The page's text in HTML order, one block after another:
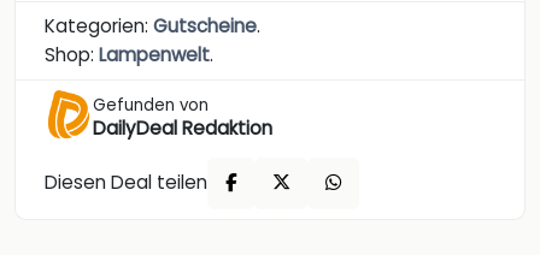
Kategorien: Gutscheine.
Shop: Lampenwelt.
Gefunden von
DailyDeal Redaktion
Diesen Deal teilen